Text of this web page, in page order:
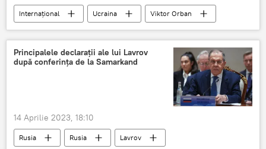
Internațional Ucraina
Viktor Orban
Ungaria
Principalele declarații ale lui Lavrov
după conferința de la Samarkand
14 Aprilie 2023, 18:10
Rusia Rusia Lavrov